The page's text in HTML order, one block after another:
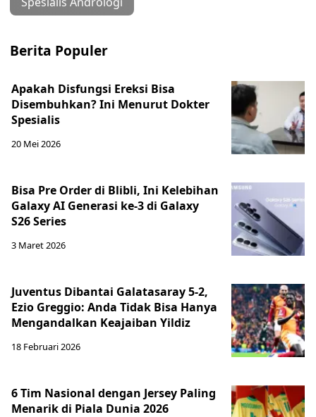
Berita Populer
Apakah Disfungsi Ereksi Bisa
Disembuhkan? Ini Menurut Dokter
Spesialis
20 Mei 2026
Bisa Pre Order di Blibli, Ini Kelebihan
Galaxy AI Generasi ke-3 di Galaxy
S26 Series
3 Maret 2026
Juventus Dibantai Galatasaray 5-2,
Ezio Greggio: Anda Tidak Bisa Hanya
Mengandalkan Keajaiban Yildiz
18 Februari 2026
6 Tim Nasional dengan Jersey Paling
Menarik di Piala Dunia 2026